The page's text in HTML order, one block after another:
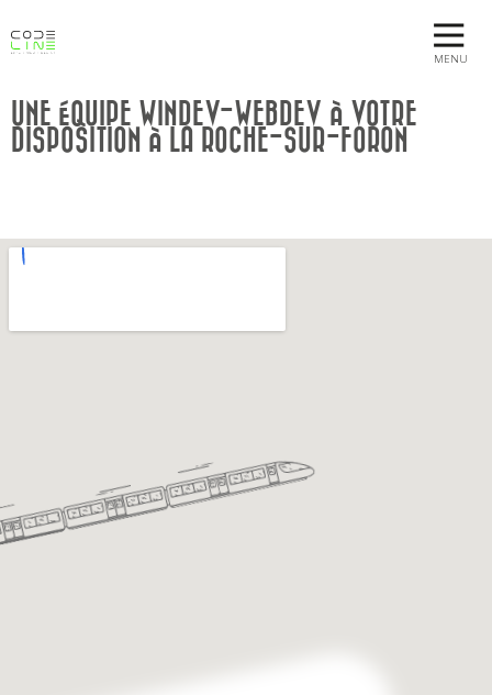
MENU
UNE ÉQUIPE WINDEV-WEBDEV À VOTRE
DISPOSITION À LA ROCHE-SUR-FORON